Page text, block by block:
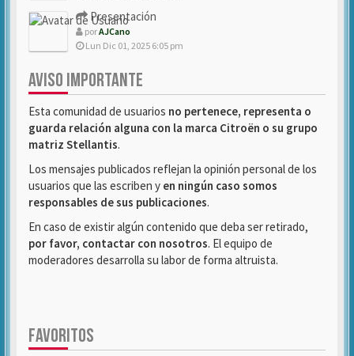
Presentación
porAJCano
Lun Dic 01, 2025 6:05 pm
AVISO IMPORTANTE
Esta comunidad de usuarios no pertenece, representa o
guarda relación alguna con la marca Citroën o su grupo
matriz Stellantis.
Los mensajes publicados reflejan la opinión personal de los
usuarios que las escriben y en ningún caso somos
responsables de sus publicaciones.
En caso de existir algún contenido que deba ser retirado,
por favor, contactar con nosotros. El equipo de
moderadores desarrolla su labor de forma altruista.
FAVORITOS